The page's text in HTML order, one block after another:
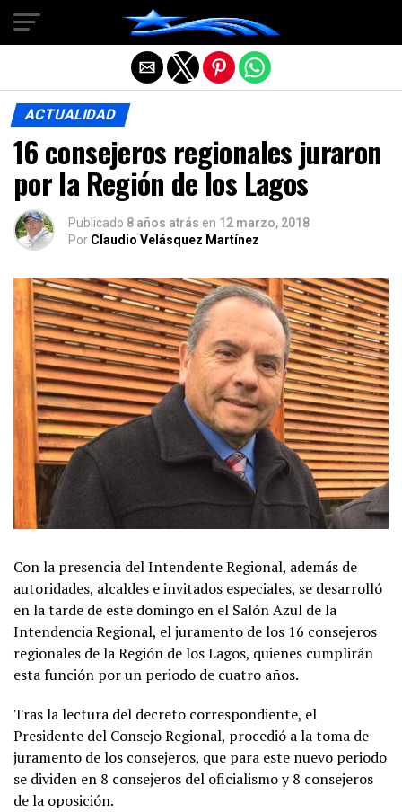
ACTUALIDAD
16 consejeros regionales juraron
por la Región de los Lagos
Publicado 8 años atrás en 12 marzo, 2018
Por Claudio Velásquez Martínez
Con la presencia del Intendente Regional, además de
autoridades, alcaldes e invitados especiales, se desarrolló
en la tarde de este domingo en el Salón Azul de la
Intendencia Regional, el juramento de los 16 consejeros
regionales de la Región de los Lagos, quienes cumplirán
esta función por un periodo de cuatro años.
Tras la lectura del decreto correspondiente, el
Presidente del Consejo Regional, procedió a la toma de
juramento de los consejeros, que para este nuevo periodo
se dividen en 8 consejeros del oficialismo y 8 consejeros
de la oposición.
Salir de la versión móvil